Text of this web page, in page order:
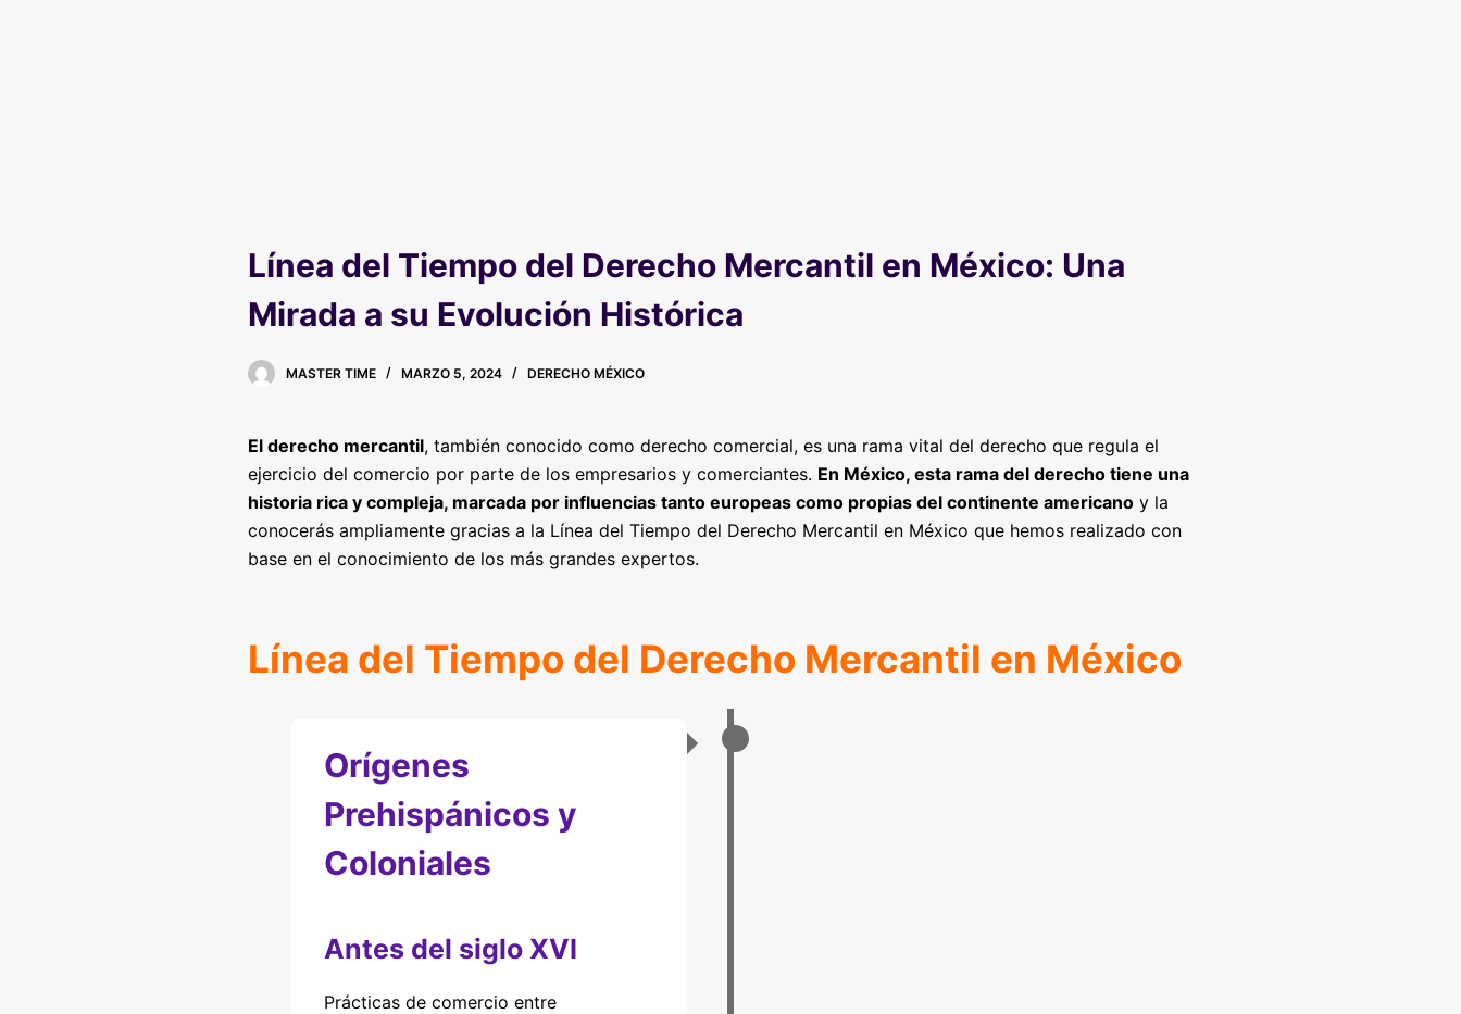
Línea del Tiempo del Derecho Mercantil en México: Una
Mirada a su Evolución Histórica
MASTER TIME MARZO 5, 2024 DERECHO MÉXICO
El derecho mercantil, también conocido como derecho comercial, es una rama vital del derecho que regula el
ejercicio del comercio por parte de los empresarios y comerciantes. En México, esta rama del derecho tiene una
historia rica y compleja, marcada por influencias tanto europeas como propias del continente americanoy la
conocerás ampliamente gracias a la Línea del Tiempo del Derecho Mercantil en México que hemos realizado con
base en el conocimiento de los más grandes expertos.
Línea del Tiempo del Derecho Mercantil en México
Orígenes
Prehispánicos y
Coloniales
Antes del siglo XVI
Prácticas de comercio entre